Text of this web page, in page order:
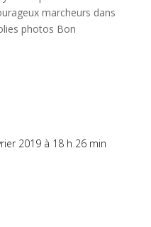
marcheurs dans
photos Bon
2019 à 18 h 26 min